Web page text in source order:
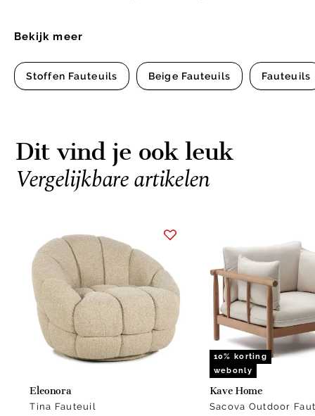
Bekijk meer
Stoffen Fauteuils Beige Fauteuils Fauteuils
Dit vind je ook leuk
Vergelijkbare artikelen
Eleonora
Tina Fauteuil
10% korting
webonly
Kave Home
Sacova Outdoor